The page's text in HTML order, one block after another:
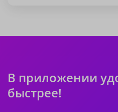
В приложении
быстрее!